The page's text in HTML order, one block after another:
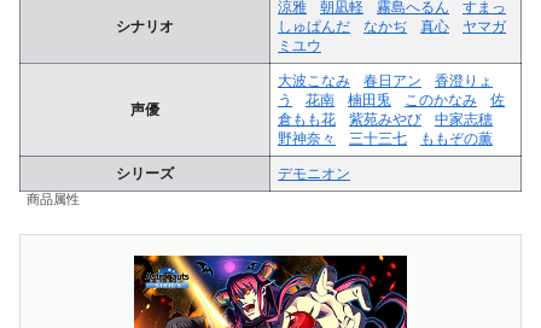
シナリオ
涼雅 朝凪軽 霧島へるん
すまっ
しゅぱんだ
なかぢ 真心
ヤマガ
ミユウ
声優
大波こなみ 春日アン
香澄りょ
う
花南 楠田兎 このかなみ
佐
倉もも花
紫苑みやび
中家志穂
野神奈々
三十三七 ももぞの薫
シリーズ デモニオン
商品属性